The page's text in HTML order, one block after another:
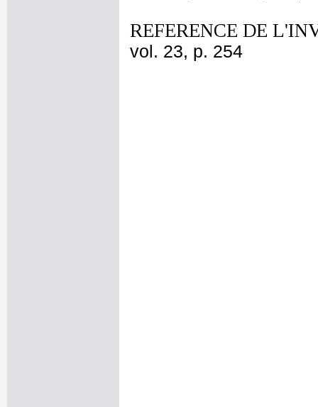
REFERENCE DE
vol. 23, p. 254